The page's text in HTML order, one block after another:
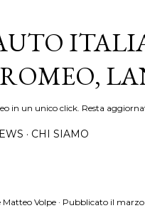
in un unico click. Resta
CHI SIAMO
Matteo Volpe Pubblicato il marzo